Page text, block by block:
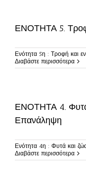
ΕΝΟΤΗΤΑ 5.
Ενότητα 5η : Τροφή και
Διαβάστε περισσότερα
ΕΝΟΤΗΤΑ 4. Φυτά
Επανάληψη
Ενότητα 4η : Φυτά και
Διαβάστε περισσότερα